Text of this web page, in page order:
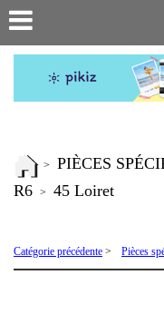
>
PIÈCES
R6 > 45 Loiret
Catégorie précédente > Pièces